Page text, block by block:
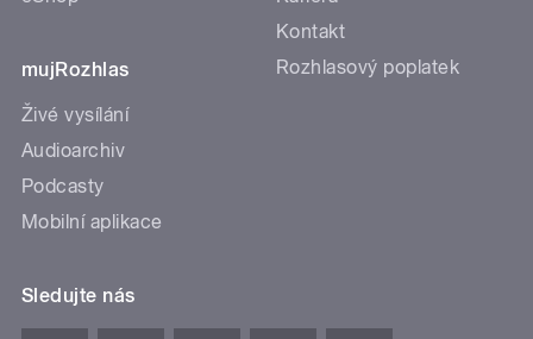
mujRozhlas
Živé vysílání
Audioarchiv
Podcasty
Mobilní aplikace
Kontakt
Rozhlasový poplatek
Sledujte nás